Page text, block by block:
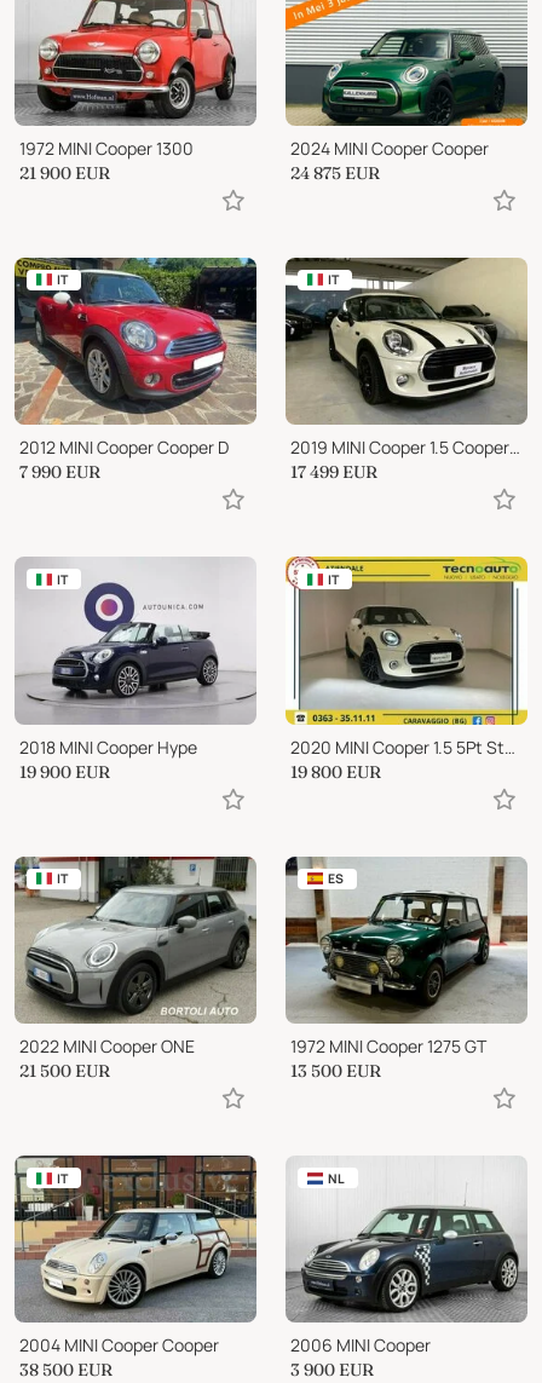
1972 MINI Cooper 1300
21 900 EUR
2024 MINI Cooper Cooper
24 875 EUR
IT
2012 MINI Cooper Cooper D
7 990 EUR
IT
2019 MINI Cooper 1.5 Cooper Hype
17 499 EUR
IT
2018 MINI Cooper Hype
19 900 EUR
IT
2020 MINI Cooper 1.5 5Pt Steptronic
19 800 EUR
IT
2022 MINI Cooper ONE
21 500 EUR
ES
1972 MINI Cooper 1275 GT
13 500 EUR
IT
2004 MINI Cooper Cooper
38 500 EUR
NL
2006 MINI Cooper
3 900 EUR